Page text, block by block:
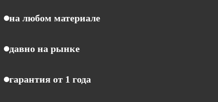
на любом материале
давно на рынке
гарантия от 1 года